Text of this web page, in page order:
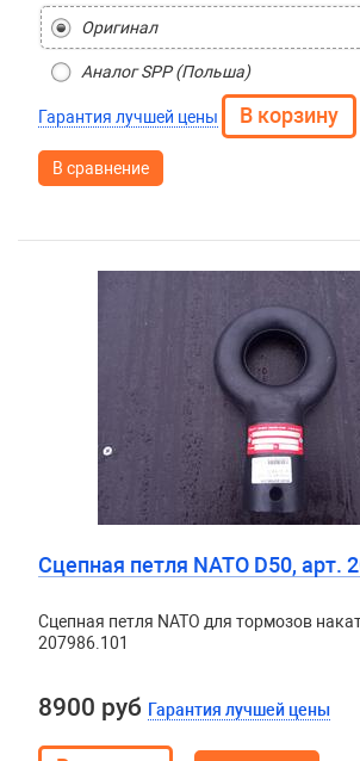
Оригинал
Аналог SPP (Польша)
Гарантия лучшей цены
В сравнение
Сцепная петля NATO D50, арт.
Сцепная петля NATO для тормозов
207986.101
8900 руб Гарантия лучшей цены